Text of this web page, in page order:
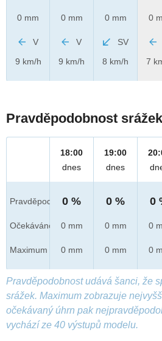
0 mm
V
9 km/h
0 mm
V
9 km/h
0 mm
SV
8 km/h
0
7
Pravděpodobnost
Pravděpod.
Očekáváno
Maximum
18:00
dnes
0 %
0 mm
0 mm
19:00
dnes
0 %
0 mm
0 mm
0
0
0
Pravděpodobnost udává šanci, že
srážek. Maximum zobrazuje
očekávaný úhrn pak
vychází ze 40 výstupů modelu.